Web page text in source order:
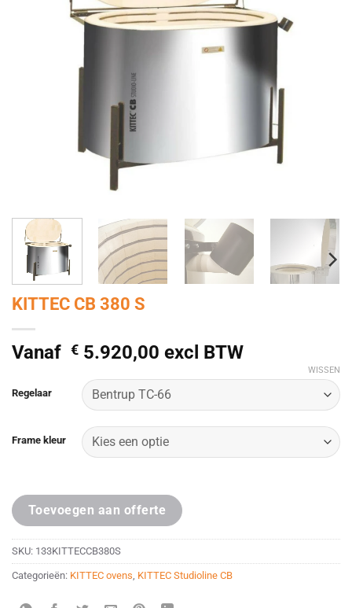
KITTEC CB 380 S
Vanaf € 5.920,00 excl BTW
Regelaar
Frame kleur
WISSEN
Toevoegen aan offerte
SKU: 133KITTECCB380S
Categorieën: KITTEC ovens KITTEC Studioline CB